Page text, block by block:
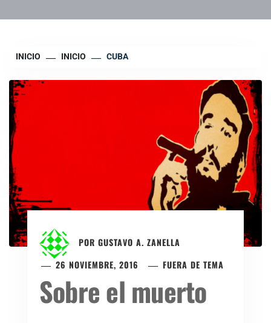
INICIO INICIO CUBA
POR GUSTAVO A. ZANELLA
26 NOVIEMBRE, 2016
FUERA DE TEMA
Sobre el muerto